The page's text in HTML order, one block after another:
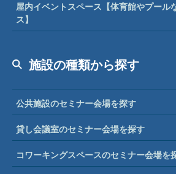
屋内イベントスペース【体育館やプール
ス】
施設の種類から探す
公共施設のセミナー会場を探す
貸し会議室のセミナー会場を探す
コワーキングスペースのセミナー会場を